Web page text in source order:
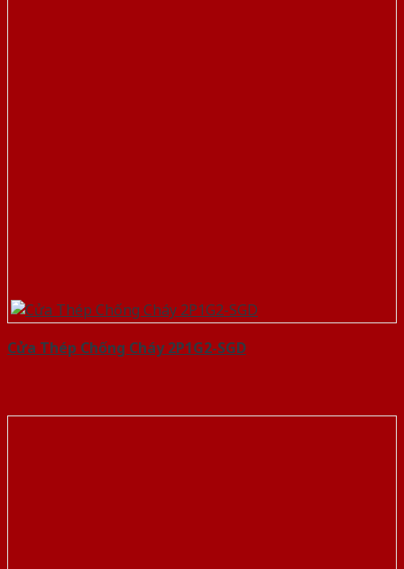
Cửa Thép Chống Cháy 2P1G2-SGD